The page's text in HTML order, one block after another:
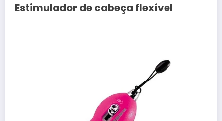
Estimulador de cabeça flexível